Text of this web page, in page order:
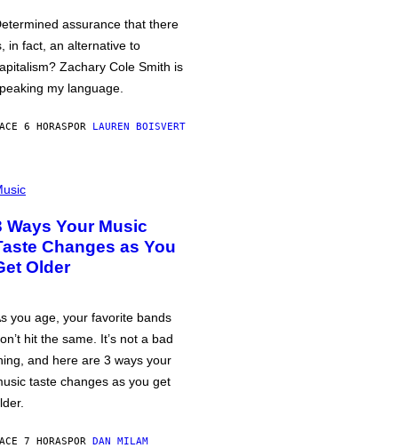
assurance that there
in fact, an alternative to
Zachary Cole Smith is
my language.
6 HORASPOR LAUREN BOISVERT
Ways Your Music
Changes as You
Older
you age, your favorite bands
hit the same. It’s not a bad
and here are 3 ways your
taste changes as you get
7 HORASPOR DAN MILAM